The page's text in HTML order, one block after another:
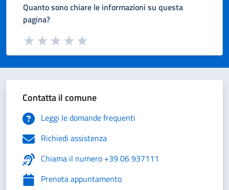
Quanto sono chiare le informazioni su questa
pagina?
Valuta da 1 a 5 stelle la pagina
Valuta 5 stelle su 5
Valuta 4 stelle su 5
Valuta 3 stelle su 5
Valuta 2 stelle su 5
Valuta 1 stelle su 5
Contatta il comune
Leggi le domande frequenti
Richiedi assistenza
Chiama il numero +39 06 937111
Prenota appuntamento